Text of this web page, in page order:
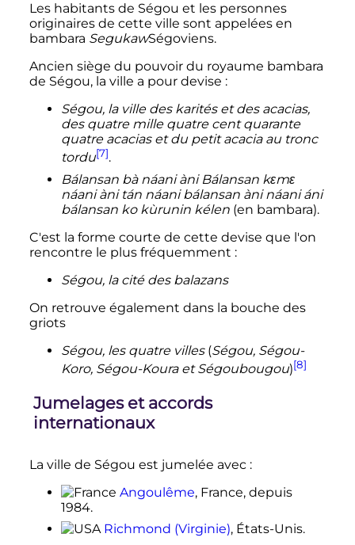
Les habitants de Ségou et les personnes
originaires de cette ville sont appelées en
bambara SegukawSégoviens.
Ancien siège du pouvoir du royaume bambara
de Ségou, la ville a pour devise :
Ségou, la ville des karités et des acacias,
des quatre mille quatre cent quarante
quatre acacias et du petit acacia au tronc
tordu[7].
Bálansan bà náani àni Bálansan kɛmɛ
náani àni tán náani bálansan àni náani áni
bálansan ko kùrunin kélen(en bambara).
C'est la forme courte de cette devise que l'on
rencontre le plus fréquemment :
Ségou, la cité des balazans
On retrouve également dans la bouche des
griots
Ségou, les quatre villes(Ségou, Ségou-
Koro, Ségou-Koura et Ségoubougou)[8]
Jumelages et accords
internationaux
La ville de Ségou est jumelée avec :
Angoulême, France, depuis
1984.
Richmond (Virginie), États-Unis.